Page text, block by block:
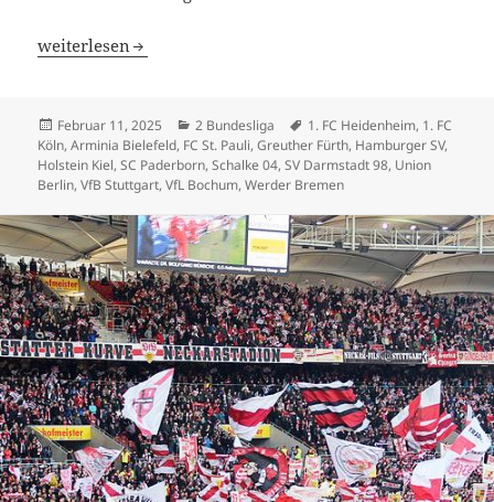
HSV … oder Köln, Kaiserslautern und Magdeburg?
weiterlesen
Veröffentlicht
am
Februar 11, 2025 Kategorien
2 Bundesliga Schlagwörter
1. FC Heidenheim, 1. FC
Köln,Arminia Bielefeld, FC St. Pauli,Greuther Fürth, Hamburger SV,
Holstein Kiel,SC Paderborn,Schalke 04,SV Darmstadt 98, Union
Berlin,VfB Stuttgart,VfL Bochum,Werder Bremen